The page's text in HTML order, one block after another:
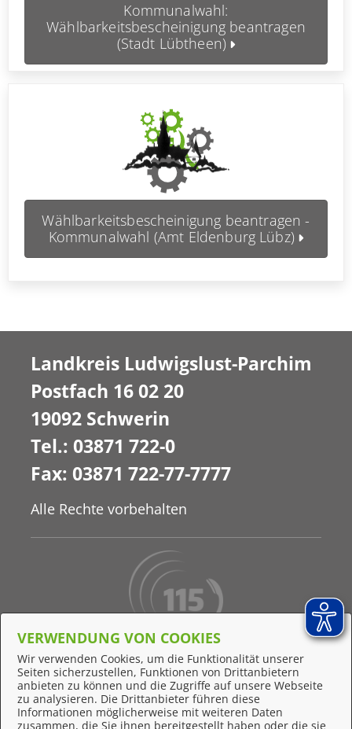
Kommunalwahl:
Wählbarkeitsbescheinigung beantragen
(Stadt Lübtheen)
Wählbarkeitsbescheinigung beantragen -
Kommunalwahl (Amt Eldenburg Lübz)
Behördennummer 115
Online-Support
Landkreis Ludwigslust-Parchim
Postfach 16 02 20
19092 Schwerin
Tel.: 03871 722-0
Fax: 03871 722-77-7777
Alle Rechte vorbehalten
VERWENDUNG VON COOKIES
Wir verwenden Cookies, um die Funktionalität unserer
Seiten sicherzustellen, Funktionen von Drittanbietern
anbieten zu können und die Zugriffe auf unsere Webseite
zu analysieren. Die Drittanbieter führen diese
Informationen möglicherweise mit weiteren Daten
zusammen, die Sie ihnen bereitgestellt haben oder die sie